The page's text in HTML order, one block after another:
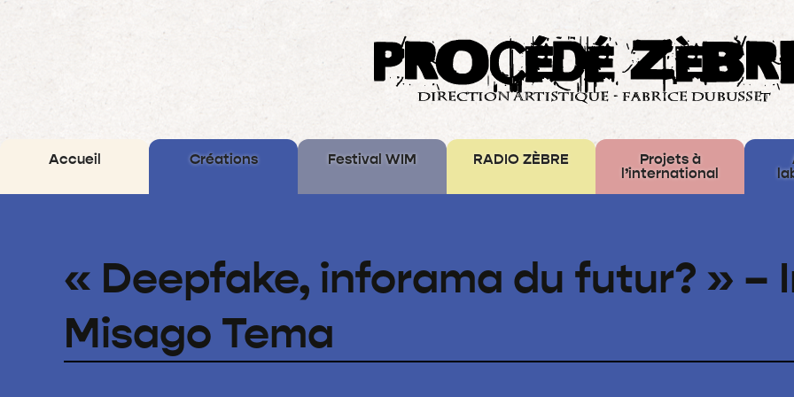
Accueil Créations Festival WIM RADIO ZÈBRE
Projets à
l’international
Water
Mirror
–
Bus
« Deepfake, inforama du futur? » –
Misago Tema